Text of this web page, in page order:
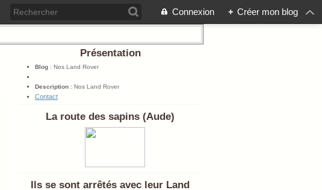
Connexion + Créer mon blog
Présentation
Blog : Nos Land Rover
Description : Nos Land Rover
Contact
La route des sapins (Aude)
Ils se sont arrêtés avec leur Land